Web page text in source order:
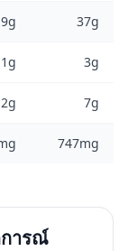
9g 37g
1g 3g
2g 7g
747mg
ารณ์